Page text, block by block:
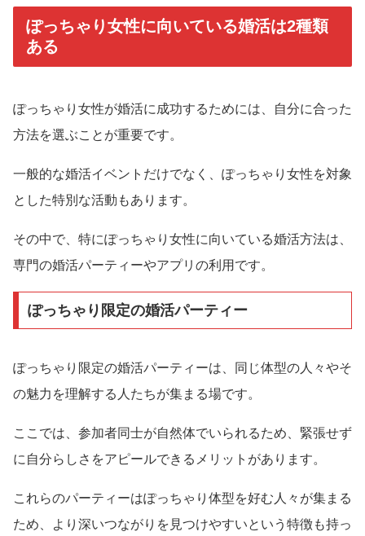
ぽっちゃり女性に向いている婚活は2種類
ある
ぽっちゃり女性が婚活に成功するためには、自分に合った
方法を選ぶことが重要です。
一般的な婚活イベントだけでなく、ぽっちゃり女性を対象
とした特別な活動もあります。
その中で、特にぽっちゃり女性に向いている婚活方法は、
専門の婚活パーティーやアプリの利用です。
ぽっちゃり限定の婚活パーティー
ぽっちゃり限定の婚活パーティーは、同じ体型の人々やそ
の魅力を理解する人たちが集まる場です。
ここでは、参加者同士が自然体でいられるため、緊張せず
に自分らしさをアピールできるメリットがあります。
これらのパーティーはぽっちゃり体型を好む人々が集まる
ため、より深いつながりを見つけやすいという特徴も持っ